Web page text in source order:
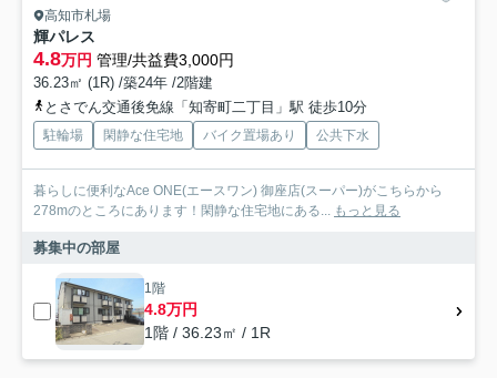
高知市札場
輝パレス
4.8万円 管理/共益費3,000円
36.23㎡ (1R) /築24年 /2階建
とさでん交通後免線「知寄町二丁目」駅 徒歩10分
駐輪場 閑静な住宅地 バイク置場あり 公共下水
暮らしに便利なAce ONE(エースワン) 御座店(スーパー)がこちらから
278mのところにあります！閑静な住宅地にある... もっと見る
募集中の部屋
1階
4.8万円
1階 / 36.23㎡ / 1R